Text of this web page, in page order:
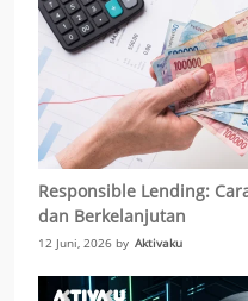
Responsible Lending:
dan Berkelanjutan
12 Juni, 2026 by Aktivaku